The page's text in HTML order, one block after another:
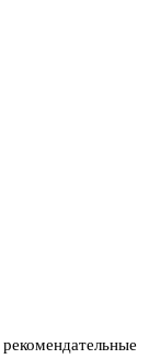
рекомендательные